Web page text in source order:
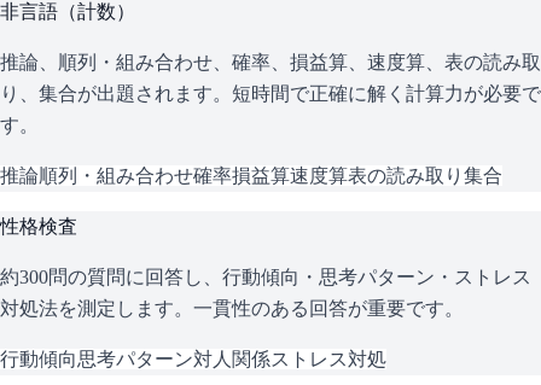
非言語（計数）
推論、順列・組み合わせ、確率、損益算、速度算、表の読み取
り、集合が出題されます。短時間で正確に解く計算力が必要で
す。
推論順列・組み合わせ確率損益算速度算表の読み取り 集合
性格検査
約300問の質問に回答し、行動傾向・思考パターン・ストレス
対処法を測定します。一貫性のある回答が重要です。
行動傾向思考パターン対人関係ストレス対処